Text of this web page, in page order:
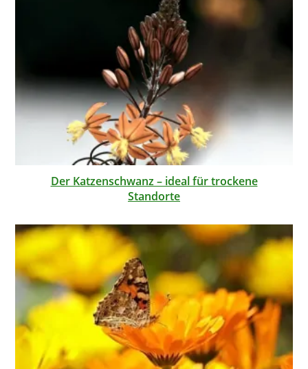
Der Katzenschwanz – ideal für trockene
Standorte